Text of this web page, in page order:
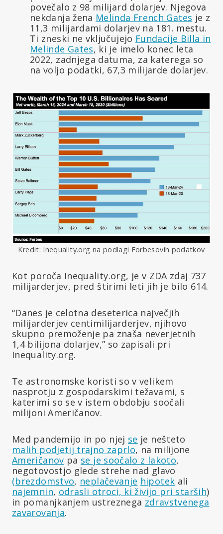
povečalo z 98 milijard dolarjev. Njegova
nekdanja žena Melinda French Gates je z
11,3 milijardami dolarjev na 181. mestu.
Ti zneski ne vključujejo Fundacije Billa in
Melinde Gates, ki je imelo konec leta
2022, zadnjega datuma, za katerega so
na voljo podatki, 67,3 milijarde dolarjev.
Kredit: Inequality.org na podlagi Forbesovih podatkov
Kot poroča Inequality.org, je v ZDA zdaj 737
milijarderjev, pred štirimi leti jih je bilo 614.
“Danes je celotna deseterica največjih
milijarderjev centimilijarderjev, njihovo
skupno premoženje pa znaša neverjetnih
1,4 bilijona dolarjev,” so zapisali pri
Inequality.org.
Te astronomske koristi so v velikem
nasprotju z gospodarskimi težavami, s
katerimi so se v istem obdobju soočali
milijoni Američanov.
Med pandemijo in po njej se je nešteto
malih podjetij trajno zaprlo, na milijone
Američanov pa se je soočalo z lakoto,
negotovostjo glede strehe nad glavo
(brezdomstvo, neplačevanje hipotek ali
najemnin, odrasli otroci, ki živijo pri starših)
in pomanjkanjem ustreznega zdravstvenega
zavarovanja.